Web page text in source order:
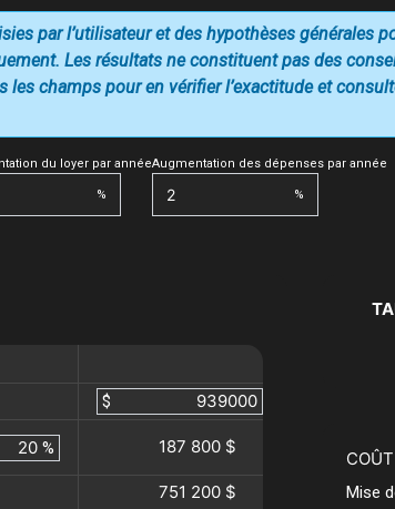
du loyer par année
%
Augmentation des dépenses par année
%
par l’utilisateur et des hypothèses générales
Les résultats ne constituent pas des
champs pour en vérifier l’exactitude et
$
% 187 800 $
751 200 $ Mise